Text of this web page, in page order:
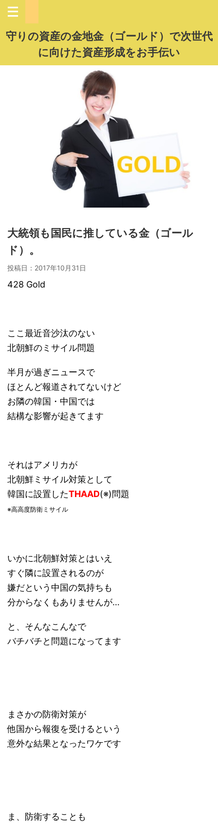
守りの資産の金地金（ゴールド）で次世代
に向けた資産形成をお手伝い
大統領も国民に推している金（ゴール
ド）。
投稿日： 2017年10月31日
428 Gold
ここ最近音沙汰のない
北朝鮮のミサイル問題
半月が過ぎニュースで
ほとんど報道されてないけど
お隣の韓国・中国では
結構な影響が起きてます
それはアメリカが
北朝鮮ミサイル対策として
韓国に設置したTHAAD(※)問題
※高高度防衛ミサイル
いかに北朝鮮対策とはいえ
すぐ隣に設置されるのが
嫌だという中国の気持ちも
分からなくもありませんが…
と、そんなこんなで
バチバチと問題になってます
まさかの防衛対策が
他国から報復を受けるという
意外な結果となったワケです
ま、防衛することも